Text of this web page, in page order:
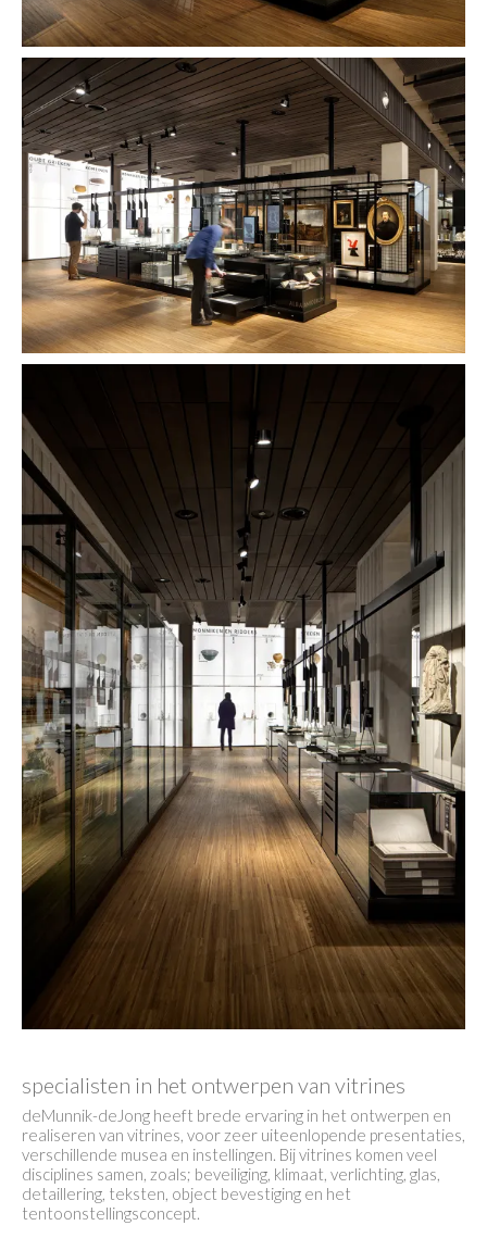
specialisten in het ontwerpen van vitrines
deMunnik-deJong heeft brede ervaring in het ontwerpen en
realiseren van vitrines, voor zeer uiteenlopende presentaties,
verschillende musea en instellingen. Bij vitrines komen veel
disciplines samen, zoals; beveiliging, klimaat, verlichting, glas,
detaillering, teksten, object bevestiging en het
tentoonstellingsconcept.